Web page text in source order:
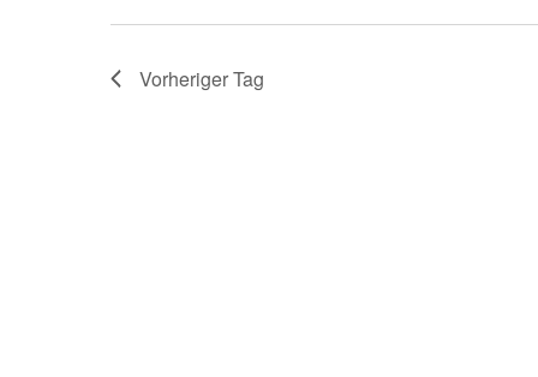
Vorheriger Tag